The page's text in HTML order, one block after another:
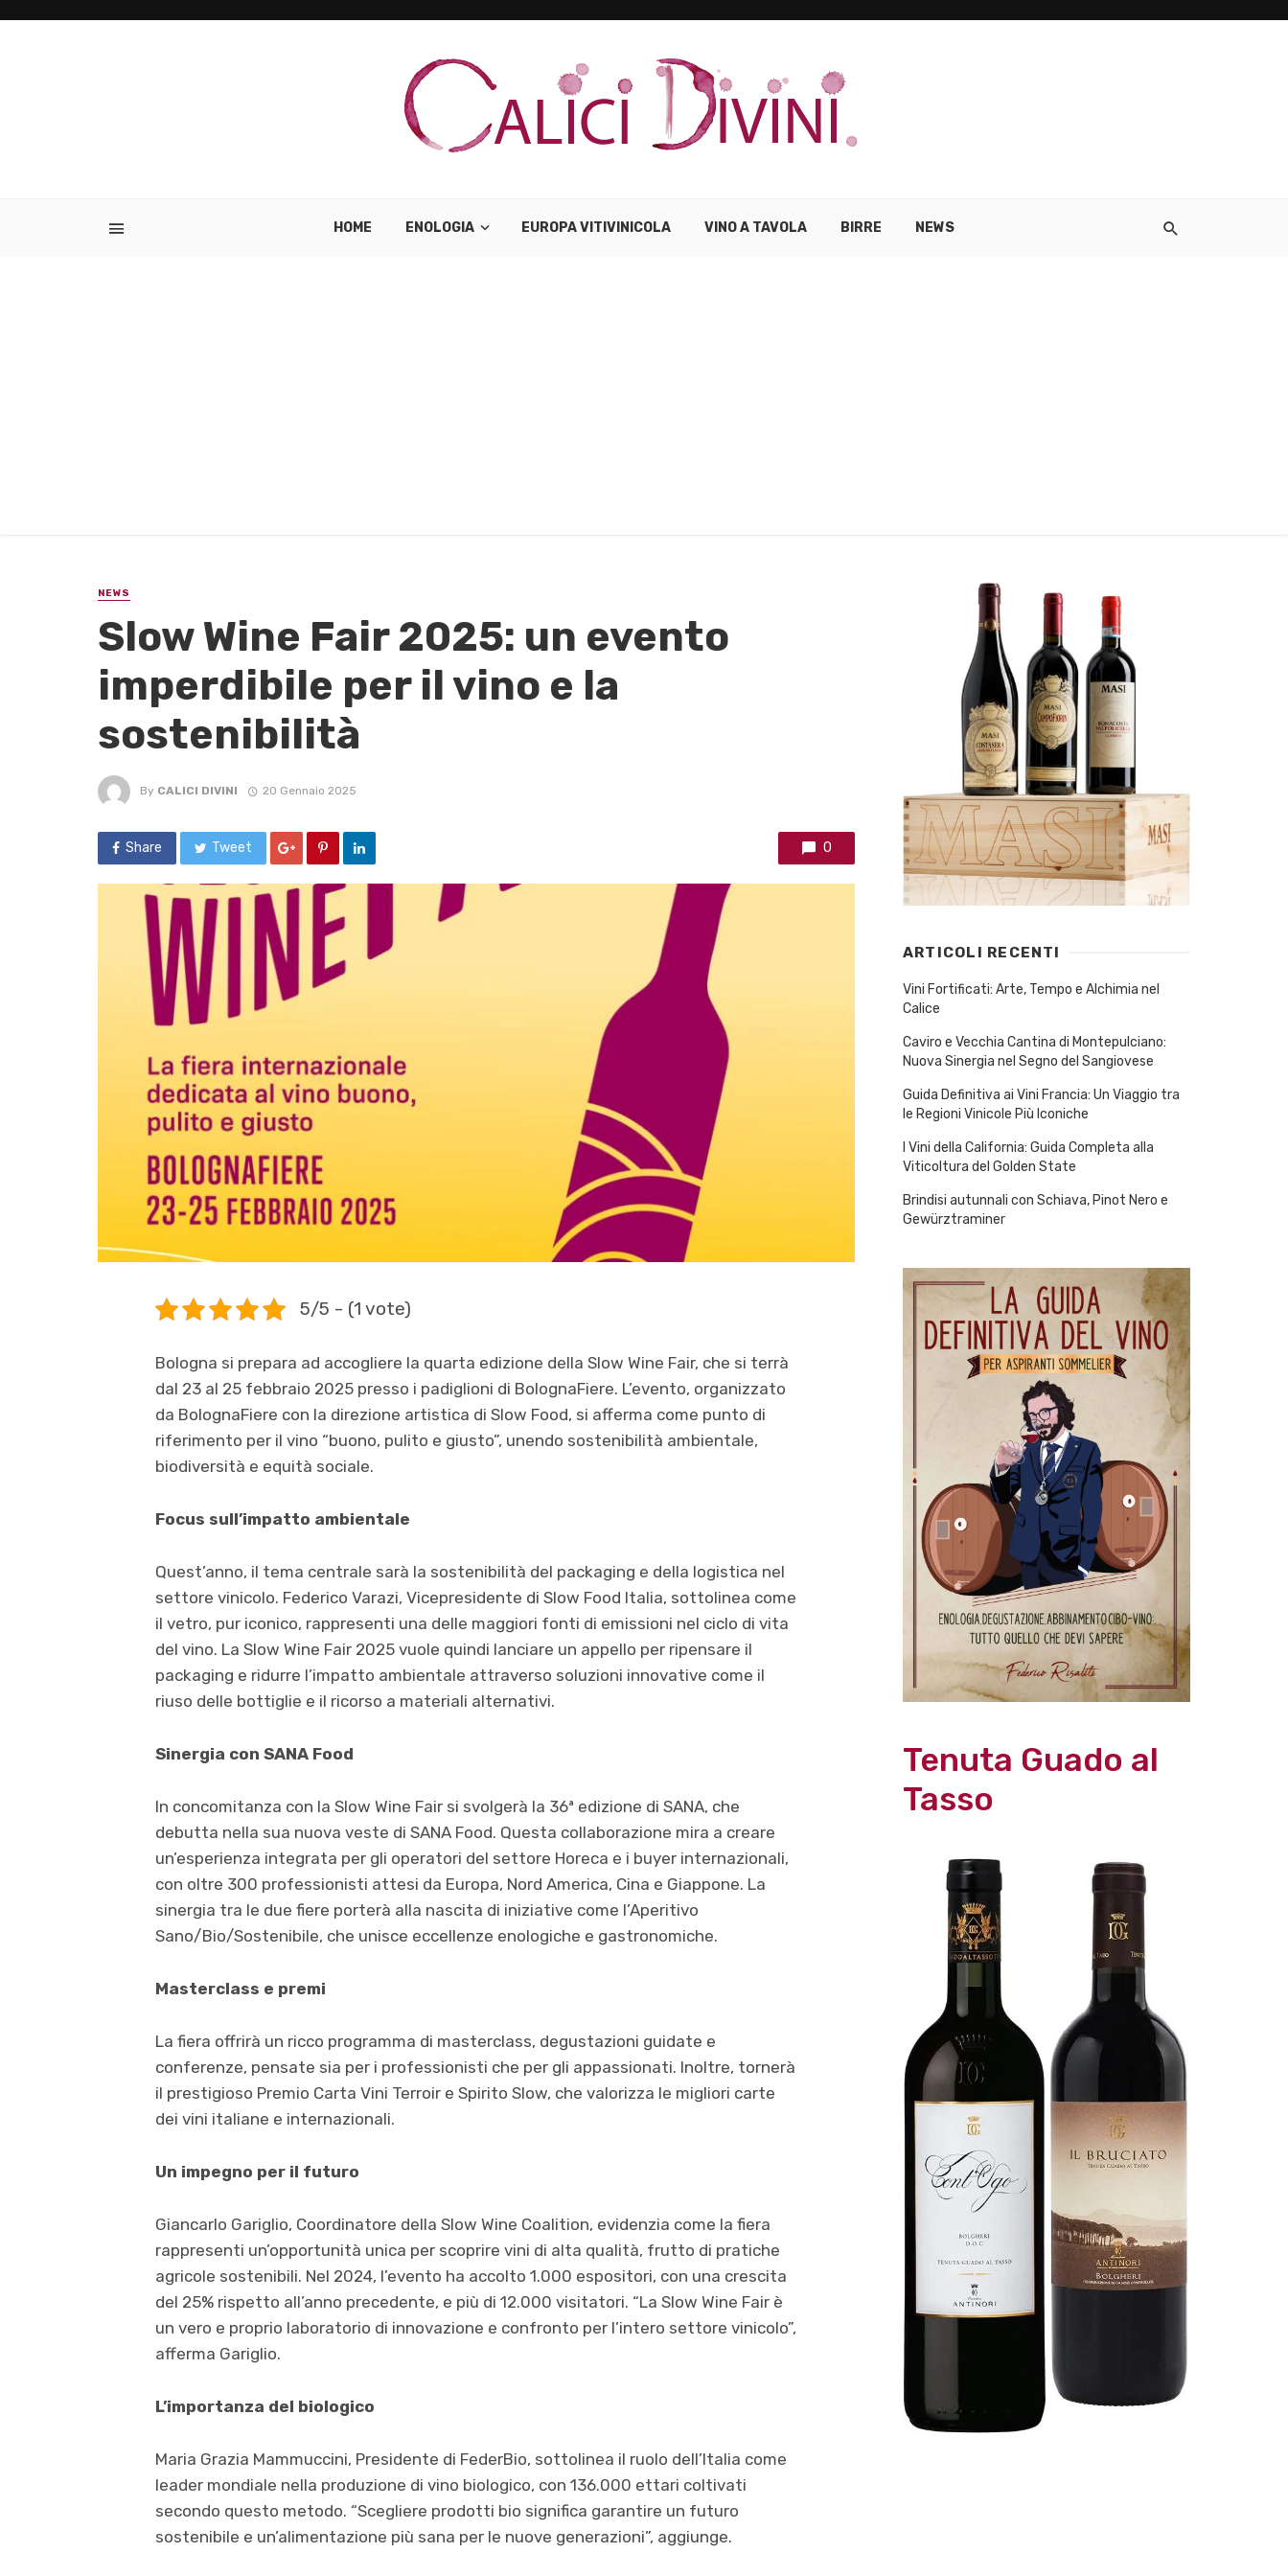
HOME ENOLOGIA EUROPA VITIVINICOLA VINO A TAVOLA BIRRE NEWS
NEWS
Slow Wine Fair 2025: un evento
imperdibile per il vino e la
sostenibilità
By CALICI DIVINI 20 Gennaio 2025
Share Tweet 0
5/5 - (1 vote)
Bologna si prepara ad accogliere la quarta edizione della Slow Wine Fair, che si terrà
dal 23 al 25 febbraio 2025 presso i padiglioni di BolognaFiere. L’evento, organizzato
da BolognaFiere con la direzione artistica di Slow Food, si afferma come punto di
riferimento per il vino “buono, pulito e giusto”, unendo sostenibilità ambientale,
biodiversità e equità sociale.
Focus sull’impatto ambientale
Quest’anno, il tema centrale sarà la sostenibilità del packaging e della logistica nel
settore vinicolo. Federico Varazi, Vicepresidente di Slow Food Italia, sottolinea come
il vetro, pur iconico, rappresenti una delle maggiori fonti di emissioni nel ciclo di vita
del vino. La Slow Wine Fair 2025 vuole quindi lanciare un appello per ripensare il
packaging e ridurre l’impatto ambientale attraverso soluzioni innovative come il
riuso delle bottiglie e il ricorso a materiali alternativi.
Sinergia con SANA Food
In concomitanza con la Slow Wine Fair si svolgerà la 36ª edizione di SANA, che
debutta nella sua nuova veste di SANA Food. Questa collaborazione mira a creare
un’esperienza integrata per gli operatori del settore Horeca e i buyer internazionali,
con oltre 300 professionisti attesi da Europa, Nord America, Cina e Giappone. La
sinergia tra le due fiere porterà alla nascita di iniziative come l’Aperitivo
Sano/Bio/Sostenibile, che unisce eccellenze enologiche e gastronomiche.
Masterclass e premi
La fiera offrirà un ricco programma di masterclass, degustazioni guidate e
conferenze, pensate sia per i professionisti che per gli appassionati. Inoltre, tornerà
il prestigioso Premio Carta Vini Terroir e Spirito Slow, che valorizza le migliori carte
dei vini italiane e internazionali.
Un impegno per il futuro
Giancarlo Gariglio, Coordinatore della Slow Wine Coalition, evidenzia come la fiera
rappresenti un’opportunità unica per scoprire vini di alta qualità, frutto di pratiche
agricole sostenibili. Nel 2024, l’evento ha accolto 1.000 espositori, con una crescita
del 25% rispetto all’anno precedente, e più di 12.000 visitatori. “La Slow Wine Fair è
un vero e proprio laboratorio di innovazione e confronto per l’intero settore vinicolo”,
afferma Gariglio.
L’importanza del biologico
Maria Grazia Mammuccini, Presidente di FederBio, sottolinea il ruolo dell’Italia come
leader mondiale nella produzione di vino biologico, con 136.000 ettari coltivati
secondo questo metodo. “Scegliere prodotti bio significa garantire un futuro
sostenibile e un’alimentazione più sana per le nuove generazioni”, aggiunge.
ARTICOLI RECENTI
Vini Fortificati: Arte, Tempo e Alchimia nel
Calice
Caviro e Vecchia Cantina di Montepulciano:
Nuova Sinergia nel Segno del Sangiovese
Guida Definitiva ai Vini Francia: Un Viaggio tra
le Regioni Vinicole Più Iconiche
I Vini della California: Guida Completa alla
Viticoltura del Golden State
Brindisi autunnali con Schiava, Pinot Nero e
Gewürztraminer
Tenuta Guado al
Tasso